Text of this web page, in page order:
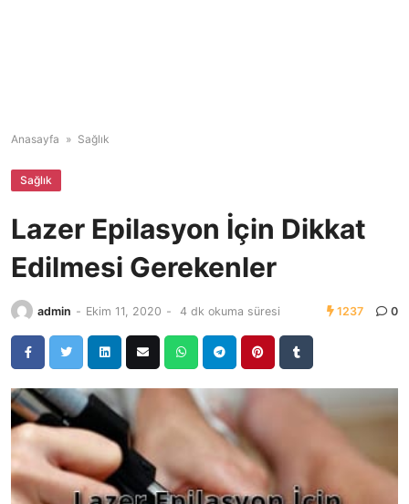
Anasayfa » Sağlık
Sağlık
Lazer Epilasyon İçin Dikkat
Edilmesi Gerekenler
admin - Ekim 11, 2020 - 4 dk okuma süresi 1237 0